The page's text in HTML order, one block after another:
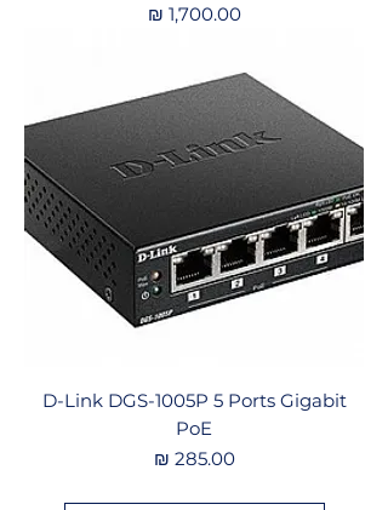
מחיר‏1,700.00 ‏₪
D-Link DGS-1005P 5 Ports Gigabit
PoE
מחיר‏285.00 ‏₪